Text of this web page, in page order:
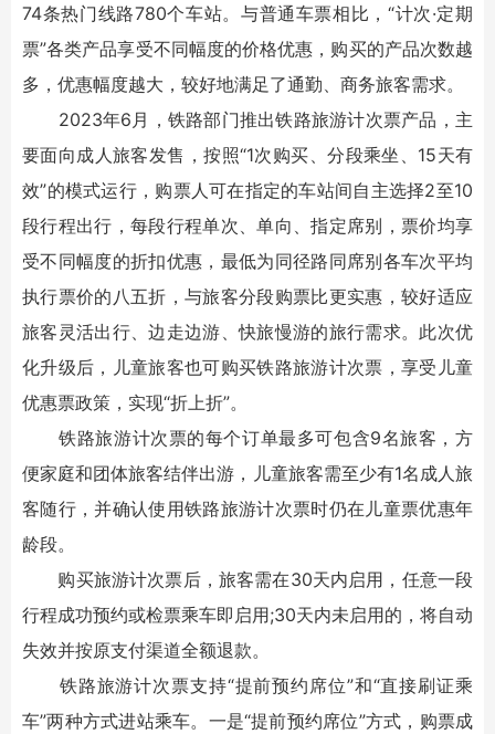
74条热门线路780个车站。与普通车票相比，“计次·定期
票”各类产品享受不同幅度的价格优惠，购买的产品次数越
多，优惠幅度越大，较好地满足了通勤、商务旅客需求。
2023年6月，铁路部门推出铁路旅游计次票产品，主
要面向成人旅客发售，按照“1次购买、分段乘坐、15天有
效”的模式运行，购票人可在指定的车站间自主选择2至10
段行程出行，每段行程单次、单向、指定席别，票价均享
受不同幅度的折扣优惠，最低为同径路同席别各车次平均
执行票价的八五折，与旅客分段购票比更实惠，较好适应
旅客灵活出行、边走边游、快旅慢游的旅行需求。此次优
化升级后，儿童旅客也可购买铁路旅游计次票，享受儿童
优惠票政策，实现“折上折”。
铁路旅游计次票的每个订单最多可包含9名旅客，方
便家庭和团体旅客结伴出游，儿童旅客需至少有1名成人旅
客随行，并确认使用铁路旅游计次票时仍在儿童票优惠年
龄段。
购买旅游计次票后，旅客需在30天内启用，任意一段
行程成功预约或检票乘车即启用;30天内未启用的，将自动
失效并按原支付渠道全额退款。
铁路旅游计次票支持“提前预约席位”和“直接刷证乘
车”两种方式进站乘车。一是“提前预约席位”方式，购票成